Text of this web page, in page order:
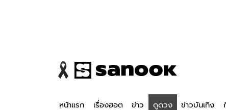
หน้าแรก เรื่องฮอต ข่าว ดูดวง ข่าวบันเทิง